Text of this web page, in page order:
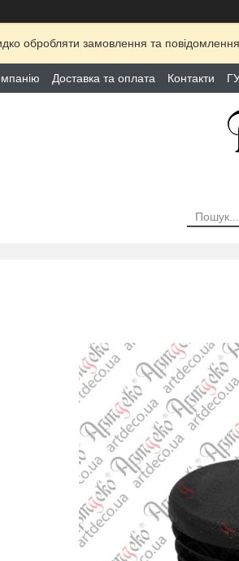
обробляти замовлення та
Доставка та оплата Контакти